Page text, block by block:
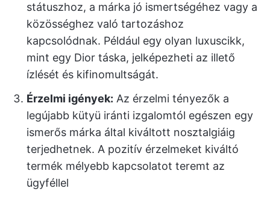
státuszhoz, a márka jó ismertségéhez vagy a
közösséghez való tartozáshoz
kapcsolódnak. Például egy olyan luxuscikk,
mint egy Dior táska, jelképezheti az illető
ízlését és kifinomultságát.
Érzelmi igények: Az érzelmi tényezők a
legújabb kütyü iránti izgalomtól egészen egy
ismerős márka által kiváltott nosztalgiáig
terjedhetnek. A pozitív érzelmeket kiváltó
termék mélyebb kapcsolatot teremt az
ügyféllel